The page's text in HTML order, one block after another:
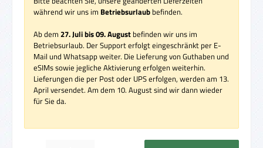
während wir uns im Betriebsurlaub befinden.
Ab dem 27. Juli bis 09. August befinden wir uns im
Betriebsurlaub. Der Support erfolgt eingeschränkt per E-
Mail und Whatsapp weiter. Die Lieferung von Guthaben und
eSIMs sowie jegliche Aktivierung erfolgen weiterhin.
Lieferungen die per Post oder UPS erfolgen, werden am 13.
April versendet. Am dem 10. August sind wir dann wieder
für Sie da.
Produkt Anzahl: Gib den gewünschten Wert ein oder benutze die Schaltflächen um